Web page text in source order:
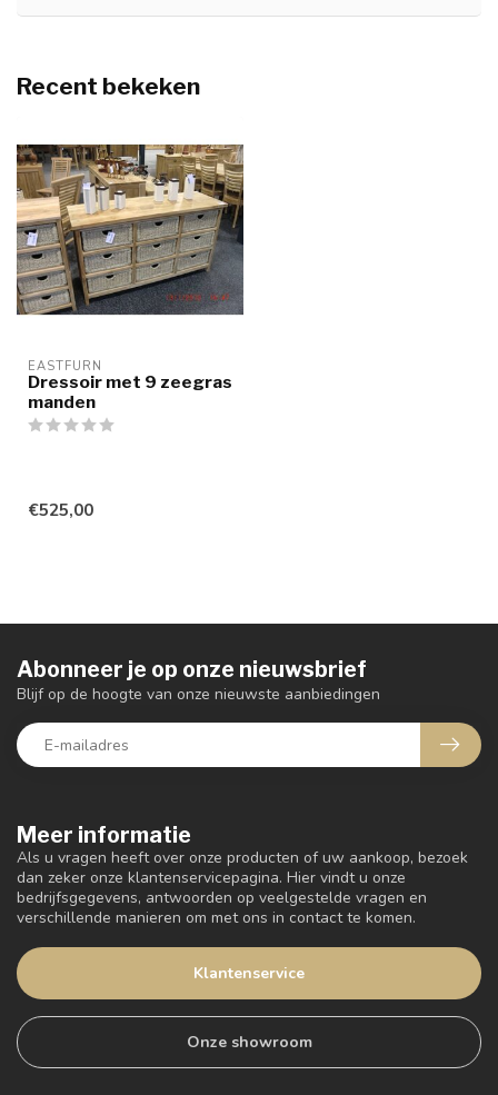
Recent bekeken
EASTFURN
Dressoir met 9 zeegras
manden
€525,00
Meer informatie
Als u vragen heeft over onze producten of uw aankoop, bezoek
dan zeker onze klantenservicepagina. Hier vindt u onze
bedrijfsgegevens, antwoorden op veelgestelde vragen en
verschillende manieren om met ons in contact te komen.
Klantenservice
Onze showroom
Abonneer je op onze nieuwsbrief
Blijf op de hoogte van onze nieuwste aanbiedingen